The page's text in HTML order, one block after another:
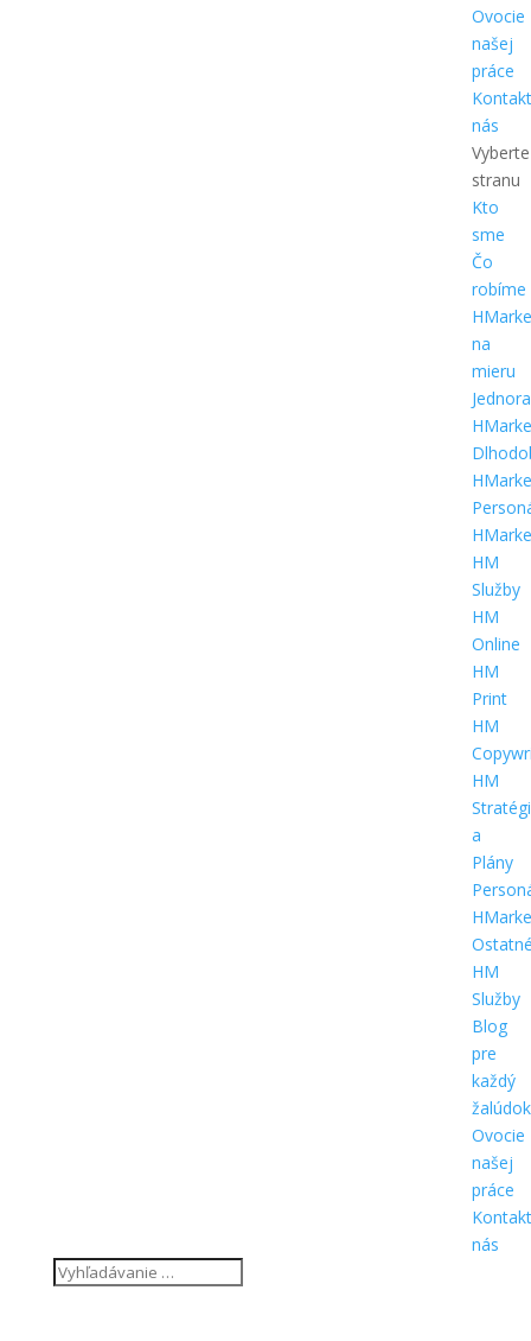
Ovocie
našej
práce
nás
Vyberte
stranu
Kto
sme
Čo
robíme
na
mieru
HM
Služby
HM
Online
HM
Print
HM
HM
a
Plány
HM
Služby
Blog
pre
každý
žalúdok
Ovocie
našej
práce
nás